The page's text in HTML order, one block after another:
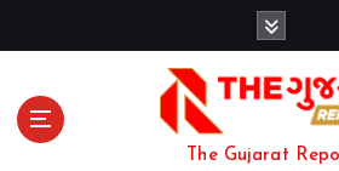
The Gujarat